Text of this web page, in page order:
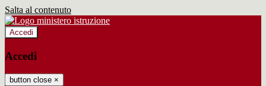
Salta al contenuto
Accedi
Accedi
button close ×